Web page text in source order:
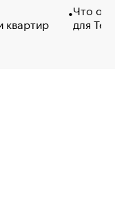
квартир
Что
для